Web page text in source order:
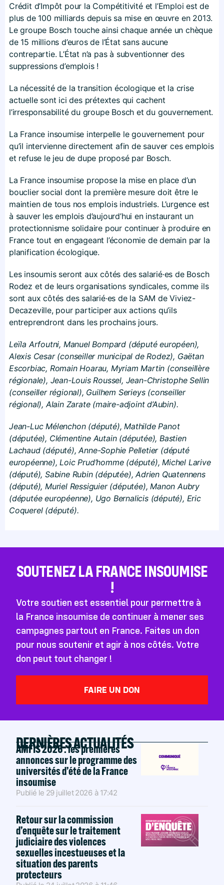
Crédit d’Impôt pour la Compétitivité et l’Emploi est de
plus de 100 milliards depuis sa mise en œuvre en 2013.
Le groupe Bosch touche ainsi chaque année un chèque
de 15 millions d’euros de l’État sans aucune
contrepartie. L’État n’a pas à subventionner des
suppressions d’emplois !
La nécessité de la transition écologique et la crise
actuelle sont ici des prétextes qui cachent
l’irresponsabilité du groupe Bosch et du gouvernement.
La France insoumise interpelle le gouvernement pour
qu’il intervienne directement afin de sauver ces emplois
et refuse le jeu de dupe proposé par Bosch.
La France insoumise propose la mise en place d’un
bouclier social dont la première mesure doit être le
maintien de tous nos emplois industriels. L’urgence est
à sauver les emplois d’aujourd’hui en instaurant un
protectionnisme solidaire pour continuer à produire en
France tout en engageant l’économie de demain par la
planification écologique.
Les insoumis seront aux côtés des salarié·es de Bosch
Rodez et de leurs organisations syndicales, comme ils
sont aux côtés des salarié·es de la SAM de Viviez-
Decazeville, pour participer aux actions qu’ils
entreprendront dans les prochains jours.
Leïla Arfoutni, Manuel Bompard (député européen),
Alexis Cesar (conseiller municipal de Rodez), Gaëtan
Escorbiac, Romain Hoarau, Myriam Martin (conseillère
régionale), Jean-Louis Roussel, Jean-Christophe Sellin
(conseiller régional), Guilhem Serieys (conseiller
régional), Alain Zarate (maire-adjoint d’Aubin).
Jean-Luc Mélenchon (député), Mathilde Panot
(députée), Clémentine Autain (députée), Bastien
Lachaud (député), Anne-Sophie Pelletier (député
européenne), Loic Prud’homme (député), Michel Larive
(député), Sabine Rubin (députée), Adrien Quatennens
(député), Muriel Ressiguier (députée), Manon Aubry
(députée européenne), Ugo Bernalicis (député), Eric
Coquerel (député).
SOUTENEZ LA FRANCE INSOUMISE
!
Votre soutien est essentiel pour permettre à
la France insoumise de continuer à mener ses
campagnes partout en France. Faites un don
pour nous soutenir et agir à nos côtés. Votre
don peut tout changer !
FAIRE UN DON
DERNIÈRES ACTUALITÉS
AMFIS 2026 : les premières
annonces sur le programme des
universités d’été de la France
insoumise
Publié le 29 juillet 2026 à 17:42
Retour sur la commission
d’enquête sur le traitement
judiciaire des violences
sexuelles incestueuses et la
situation des parents
protecteurs